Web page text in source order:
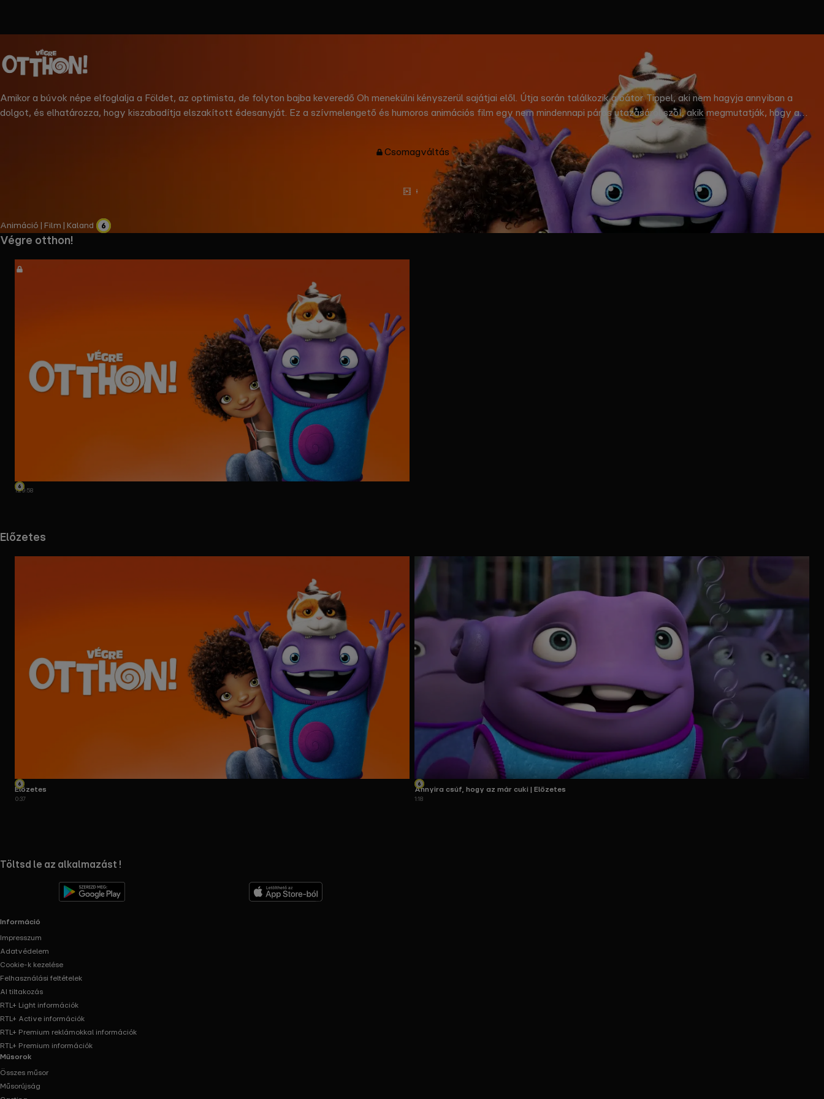
Amikor a búvok népe elfoglalja a Földet, az optimista, de folyton bajba keveredő Oh menekülni kényszerül sajátjai elől. Útja során találkozik a bátor Tippel, aki nem hagyja annyiban a
dolgot, és elhatározza, hogy kiszabadítja elszakított édesanyját. Ez a szívmelengető és humoros animációs film egy nem mindennapi páros utazásáról szól, akik megmutatják, hogy a
Csomagváltás
Előzetes
Tovább
olvasok
Animáció | Film | Kaland
Végre otthon!
1:29:58
Előzetes
Előzetes
0:37
Annyira csúf, hogy az már cuki | Előzetes
1:18
RTL+ useful links.
Töltsd le az alkalmazást !
Információ
Impresszum
Adatvédelem
Cookie-k kezelése
Felhasználási feltételek
AI tiltakozás
RTL+ Light információk
RTL+ Active információk
RTL+ Premium reklámokkal információk
RTL+ Premium információk
Műsorok
Összes műsor
Műsorújság